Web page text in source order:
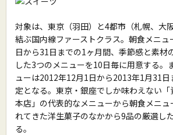
対象は、東京（羽田）と4都市（札幌、大
結ぶ国内線ファーストクラス。朝食メニ
日から31日までの1ヶ月間、季節感と素材
した3つのメニューを10日毎に用意する。
ューは2012年12月1日から2013年1月31
定となる。東京・銀座でしか味わえない
本店」の代表的なメニューから朝食メニュ
れてきた洋生菓子のなかから9品の厳選し
る。